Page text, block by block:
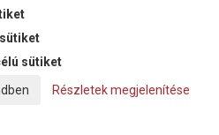
és elfogadom.
Kft. | Minden jog fenntartva!
sütiket
Részletek megjelenítése